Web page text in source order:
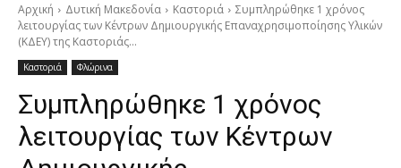
Αρχική Δυτική Μακεδονία Καστοριά
Συμπληρώθηκε 1 χρόνος
λειτουργίας των Κέντρων Δημιουργικής Επαναχρησιμοποίησης Υλικών
(ΚΔΕΥ) της Καστοριάς...
Καστοριά Φλώρινα
Συμπληρώθηκε 1 χρόνος
λειτουργίας των Κέντρων